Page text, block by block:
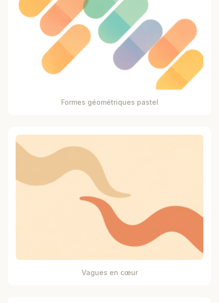
Formes géométriques pastel
Vagues en cœur